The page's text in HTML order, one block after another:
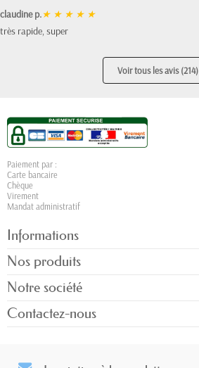
claudine p.★ ★ ★ ★ ★
très rapide, super
Voir tous les avis (214)
Paiement par :
Carte bancaire
Chèque
Virement
Mandat administratif
Informations
Nos produits
Notre société
Contactez-nous